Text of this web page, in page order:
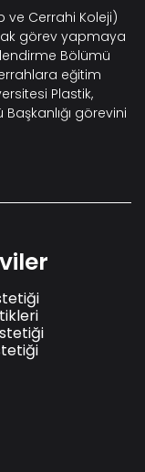
ve Cerrahi Koleji)
görev yapmaya
Bölümü
eğitim
Plastik,
görevini